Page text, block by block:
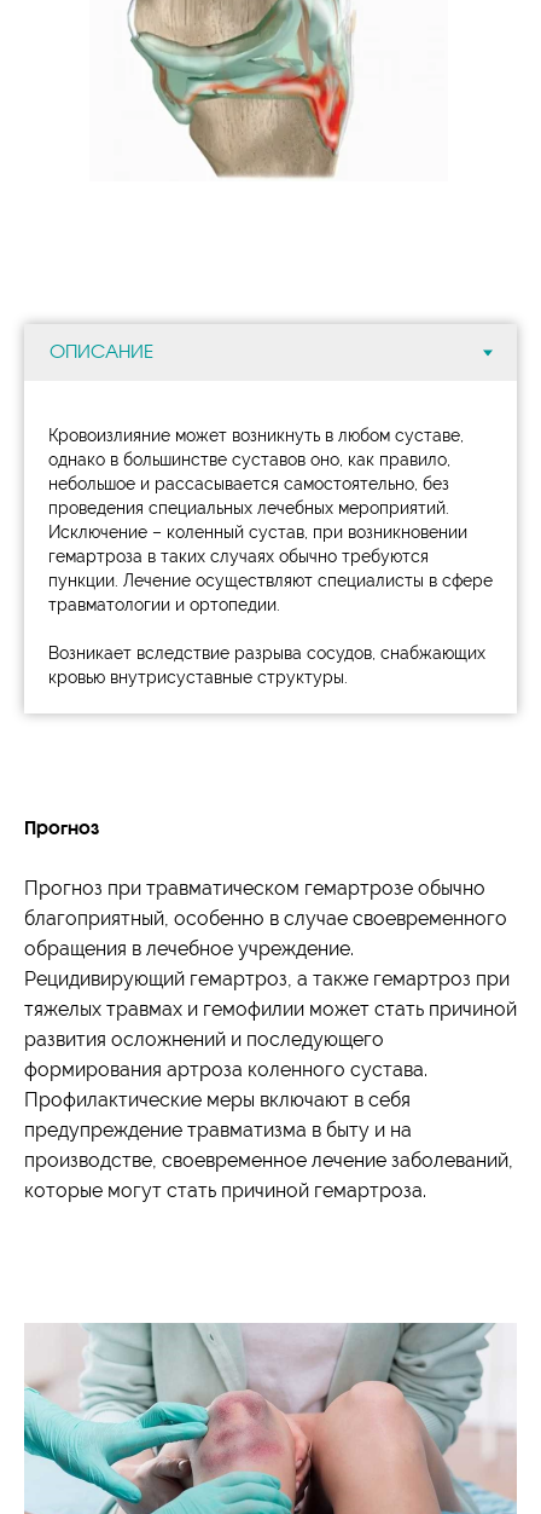
Кровоизлияние может возникнуть в любом суставе,
однако в большинстве суставов оно, как правило,
небольшое и рассасывается самостоятельно, без
проведения специальных лечебных мероприятий.
Исключение – коленный сустав, при возникновении
гемартроза в таких случаях обычно требуются
пункции. Лечение осуществляют специалисты в сфере
травматологии и ортопедии.
Возникает вследствие разрыва сосудов, снабжающих
кровью внутрисуставные структуры.
Прогноз
Прогноз при травматическом гемартрозе обычно
благоприятный, особенно в случае своевременного
обращения в лечебное учреждение.
Рецидивирующий гемартроз, а также гемартроз при
тяжелых травмах и гемофилии может стать причиной
развития осложнений и последующего
формирования артроза коленного сустава.
Профилактические меры включают в себя
предупреждение травматизма в быту и на
производстве, своевременное лечение заболеваний,
которые могут стать причиной гемартроза.